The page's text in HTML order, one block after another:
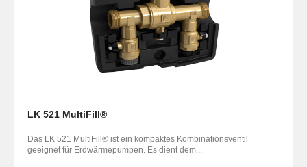
LK 521 MultiFill®
Das LK 521 MultiFill® ist ein kompaktes Kombinationsventil
geeignet für Erdwärmepumpen. Es dient dem...